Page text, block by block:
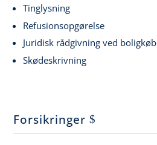
Tinglysning
Refusionsopgørelse
Juridisk rådgivning ved boligkøb
Skødeskrivning
Forsikringer